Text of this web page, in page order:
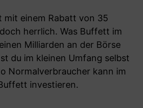
mit einem Rabatt von 35
herrlich. Was Buffett im
Milliarden an der Börse
du im kleinen Umfang selbst
Normalverbraucher kann im
investieren.